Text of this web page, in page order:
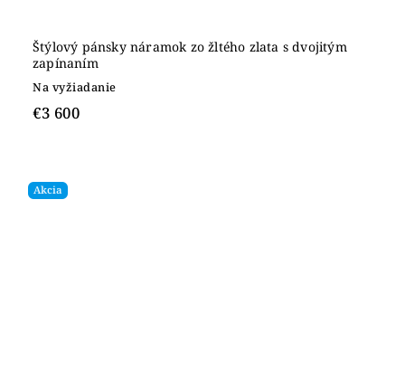
Štýlový pánsky náramok zo žltého zlata s dvojitým
zapínaním
Na vyžiadanie
€3 600
Akcia